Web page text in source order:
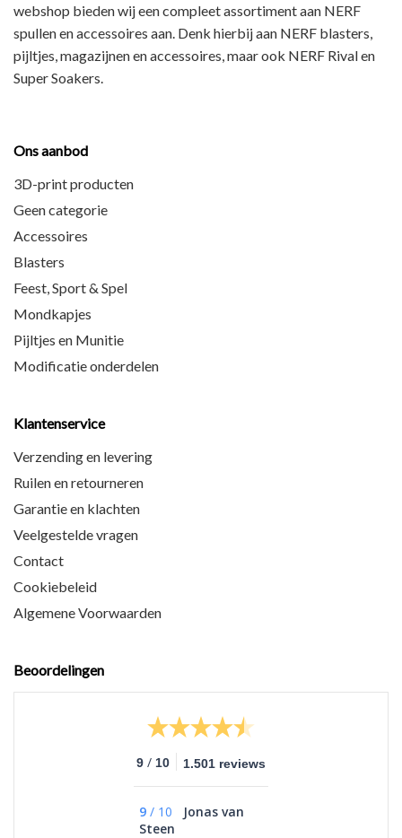
webshop bieden wij eencompleet assortimentaan NERF
spullen en accessoires aan. Denk hierbij aan NERF blasters,
pijltjes, magazijnen en accessoires, maar ook NERF Rival en
Super Soakers.
Ons aanbod
3D-print producten
Geen categorie
Accessoires
Blasters
Feest, Sport & Spel
Mondkapjes
Pijltjes en Munitie
Modificatie onderdelen
Klantenservice
Verzending en levering
Ruilen en retourneren
Garantie en klachten
Veelgestelde vragen
Contact
Cookiebeleid
Algemene Voorwaarden
Beoordelingen
9 / 10 1.501 reviews
9 / 10
Jonas van
Steen